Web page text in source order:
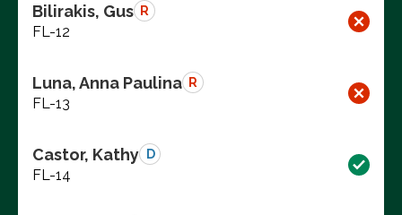
Bilirakis, Gus R
FL-12
Luna, Anna Paulina R
FL-13
Castor, Kathy D
FL-14